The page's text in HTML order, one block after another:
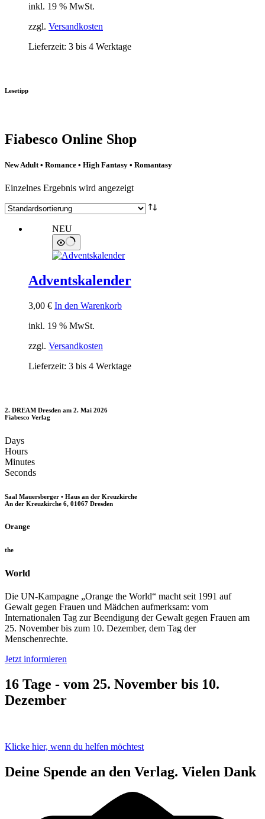
inkl. 19 % MwSt.
zzgl. Versandkosten
Lieferzeit: 3 bis 4 Werktage
Lesetipp
Fiabesco Online Shop
New Adult • Romance • High Fantasy • Romantasy
Einzelnes Ergebnis wird angezeigt
NEU
Adventskalender
3,00 € In den Warenkorb
inkl. 19 % MwSt.
zzgl. Versandkosten
Lieferzeit: 3 bis 4 Werktage
2. DREAM Dresden am 2. Mai 2026
Fiabesco Verlag
Days
Hours
Minutes
Seconds
Saal Mauersberger • Haus an der Kreuzkirche
An der Kreuzkirche 6, 01067 Dresden
Orange
the
World
Die UN-Kampagne „Orange the World“ macht seit 1991 auf
Gewalt gegen Frauen und Mädchen aufmerksam: vom
Internationalen Tag zur Beendigung der Gewalt gegen Frauen am
25. November bis zum 10. Dezember, dem Tag der
Menschenrechte.
Jetzt informieren
16 Tage - vom 25. November bis 10.
Dezember
Klicke hier, wenn du helfen möchtest
Deine Spende an den Verlag. Vielen Dank